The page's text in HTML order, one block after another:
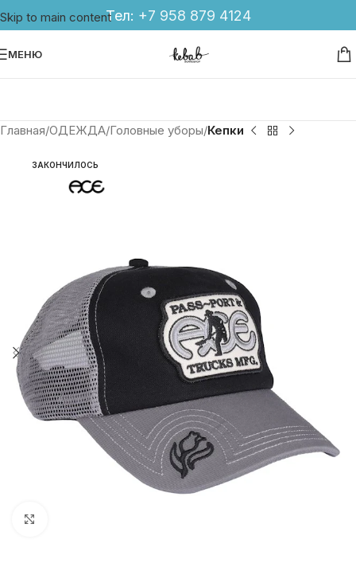
Skip to main contentТел: +7 958 879 4124
МЕНЮ
Главная ОДЕЖДА Головные уборы Кепки
ЗАКОНЧИЛОСЬ